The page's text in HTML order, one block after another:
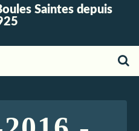
Saintes depuis